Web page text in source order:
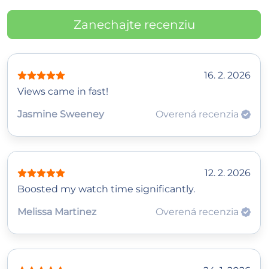
Zanechajte recenziu
16. 2. 2026
Views came in fast!
Jasmine Sweeney
Overená recenzia
12. 2. 2026
Boosted my watch time significantly.
Melissa Martinez
Overená recenzia